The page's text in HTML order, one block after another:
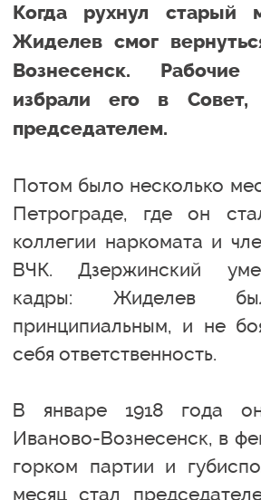
Когда рухнул старый
Жиделев смог
Вознесенск.
избрали его в
председателем.
Потом было несколько
Петрограде, где он
коллегии наркомата и
ВЧК. Дзержинский
кадры: Жиделев
принципиальным, и не
себя ответственность.
В январе 1918 года
Иваново-Вознесенск, в
горком партии и
месяц стал